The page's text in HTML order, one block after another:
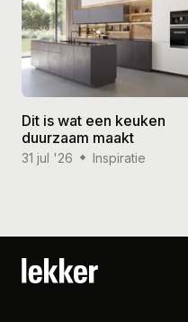
Dit is wat een keuken
duurzaam maakt
31 jul '26 Inspiratie